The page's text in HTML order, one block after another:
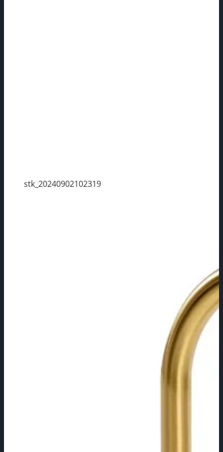
stk_20240902102319